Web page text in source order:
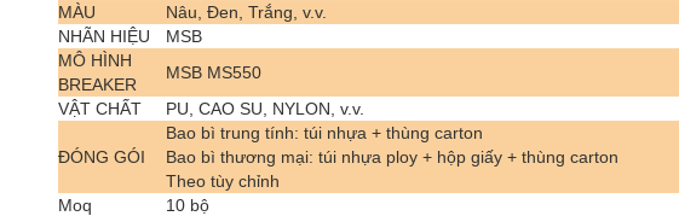
MÀU
Nâu, Đen, Trắng, v.v.
NHÃN HIỆU
MSB
MÔ HÌNH
BREAKER
MSB MS550
VẬT CHẤT
PU, CAO SU, NYLON, v.v.
ĐÓNG GÓI
Bao bì trung tính: túi nhựa + thùng carton
Bao bì thương mại: túi nhựa ploy + hộp giấy + thùng carton
Theo tùy chỉnh
Moq
10 bộ